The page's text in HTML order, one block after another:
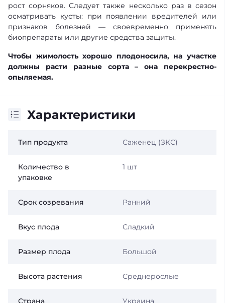
рост сорняков. Следует также несколько раз в сезон
осматривать кусты: при появлении вредителей или
признаков болезней — своевременно применять
биопрепараты или другие средства защиты.
Чтобы жимолость хорошо плодоносила, на участке
должны расти разные сорта – она перекрестно-
опыляемая.
Характеристики
Тип продукта Саженец (ЗКС)
Количество в
упаковке
1 шт
Срок созревания Ранний
Вкус плода Сладкий
Размер плода Большой
Высота растения Среднерослые
Страна Украина